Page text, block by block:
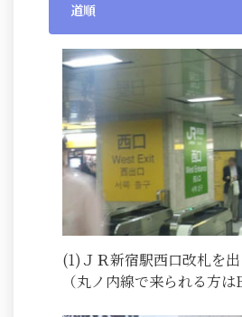
道順
(1)ＪＲ新宿駅西口改札を出
（丸ノ内線で来られる方は